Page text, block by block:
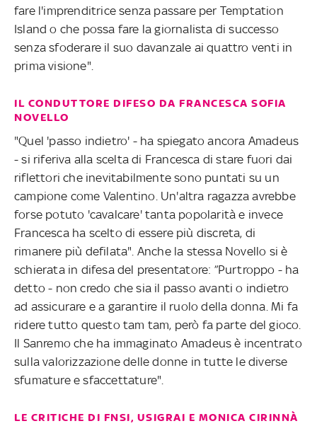
fare l'imprenditrice senza passare per Temptation
Island o che possa fare la giornalista di successo
senza sfoderare il suo davanzale ai quattro venti in
prima visione".
IL CONDUTTORE DIFESO DA FRANCESCA SOFIA
NOVELLO
"Quel 'passo indietro' - ha spiegato ancora Amadeus
- si riferiva alla scelta di Francesca di stare fuori dai
riflettori che inevitabilmente sono puntati su un
campione come Valentino. Un'altra ragazza avrebbe
forse potuto 'cavalcare' tanta popolarità e invece
Francesca ha scelto di essere più discreta, di
rimanere più defilata". Anche la stessa Novello si è
schierata in difesa del presentatore: ”Purtroppo - ha
detto - non credo che sia il passo avanti o indietro
ad assicurare e a garantire il ruolo della donna. Mi fa
ridere tutto questo tam tam, però fa parte del gioco.
Il Sanremo che ha immaginato Amadeus è incentrato
sulla valorizzazione delle donne in tutte le diverse
sfumature e sfaccettature".
LE CRITICHE DI FNSI, USIGRAI E MONICA CIRINNÀ